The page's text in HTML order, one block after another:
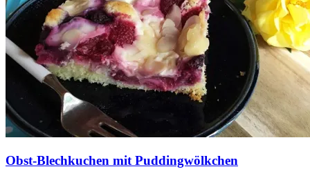
Obst-Blechkuchen mit Puddingwölkchen